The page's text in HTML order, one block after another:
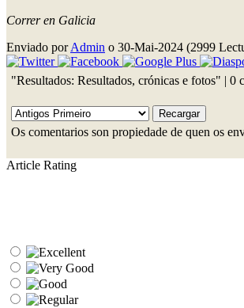
Correr en Galicia
Enviado porAdmin o 30-Mai-2024 (2999
"Resultados: Resultados, crónicas e fotos" | 0
Os comentarios son propiedade de quen os
Article Rating